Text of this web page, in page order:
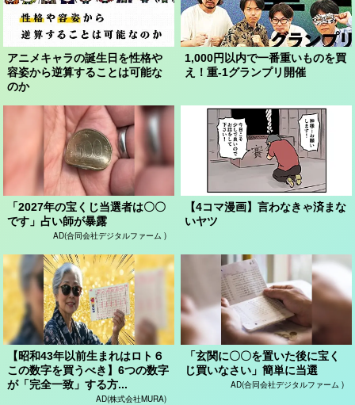
アニメキャラの誕生日を性格や
容姿から逆算することは可能な
のか
1,000円以内で一番重いものを買
え！重-1グランプリ開催
「2027年の宝くじ当選者は〇〇
です」占い師が暴露
AD(合同会社デジタルファーム )
【4コマ漫画】言わなきゃ済まな
いヤツ
【昭和43年以前生まれはロト６
この数字を買うべき】6つの数字
が「完全一致」する方...
AD(株式会社MURA)
「玄関に〇〇を置いた後に宝く
じ買いなさい」簡単に当選
AD(合同会社デジタルファーム )